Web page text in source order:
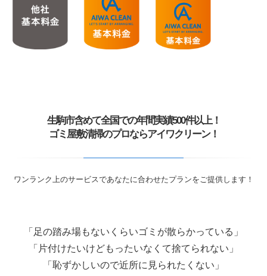
生駒市含めて全国での年間実績500件以上！
ゴミ屋敷清掃のプロならアイワクリーン！
ワンランク上のサービスであなたに合わせたプランをご提供します！
「足の踏み場もないくらいゴミが散らかっている」
「片付けたいけどもったいなくて捨てられない」
「恥ずかしいので近所に見られたくない」